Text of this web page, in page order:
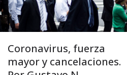
Coronavirus, fuerza
mayor y cancelaciones.